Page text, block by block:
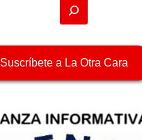
Suscríbete a La Otra Cara